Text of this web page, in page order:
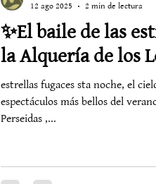
✨El baile de las
la Alquería de los
estrellas fugaces sta noche, el
espectáculos más bellos del
Perseidas ,...
12 ago 2025
2 min de lectura